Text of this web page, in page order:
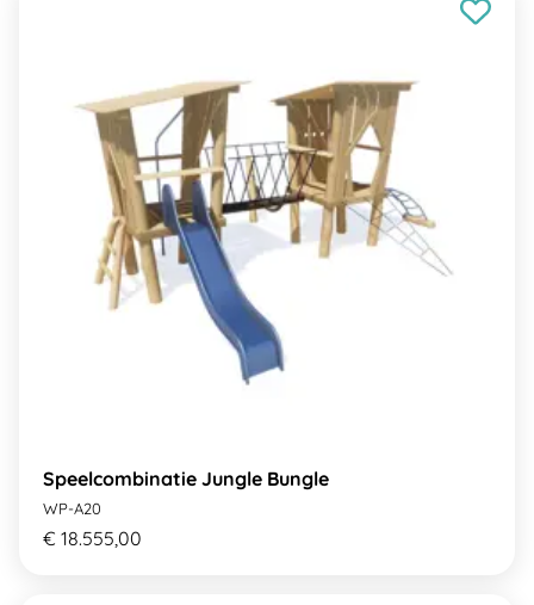
Speelcombinatie Jungle Bungle
WP-A20
€ 18.555,00